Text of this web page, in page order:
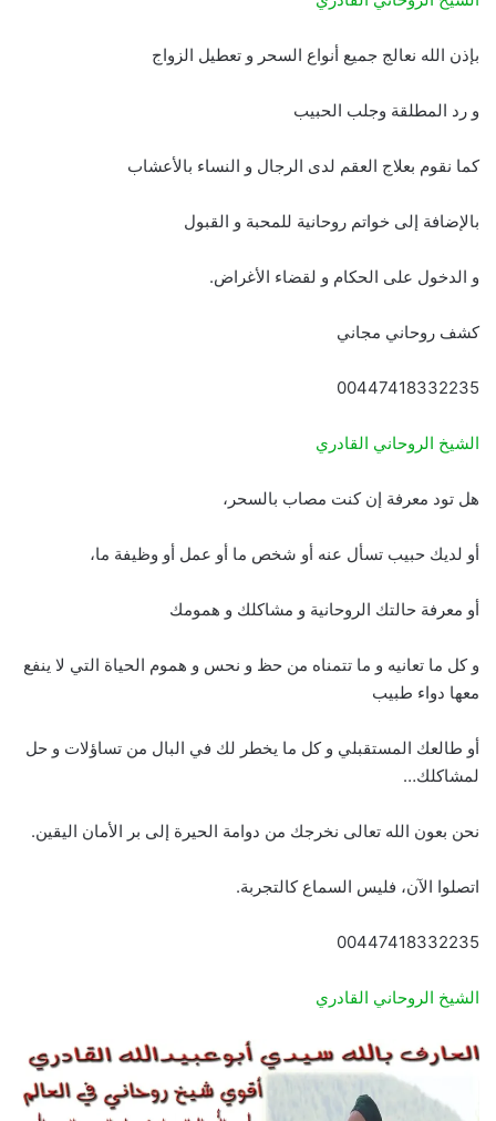
بإذن الله نعالج جميع أنواع السحر و تعطيل الزواج
و رد المطلقة وجلب الحبيب
كما نقوم بعلاج العقم لدى الرجال و النساء بالأعشاب
بالإضافة إلى خواتم روحانية للمحبة و القبول
و الدخول على الحكام و لقضاء الأغراض.
كشف روحاني مجاني
00447418332235
الشيخ الروحاني القادري
هل تود معرفة إن كنت مصاب بالسحر،
أو لديك حبيب تسأل عنه أو شخص ما أو عمل أو وظيفة ما،
أو معرفة حالتك الروحانية و مشاكلك و همومك
و كل ما تعانيه و ما تتمناه من حظ و نحس و هموم الحياة التي لا ينفع
معها دواء طبيب
أو طالعك المستقبلي و كل ما يخطر لك في البال من تساؤلات و حل
لمشاكلك…
نحن بعون الله تعالى نخرجك من دوامة الحيرة إلى بر الأمان اليقين.
اتصلوا الآن، فليس السماع كالتجربة.
00447418332235
الشيخ الروحاني القادري